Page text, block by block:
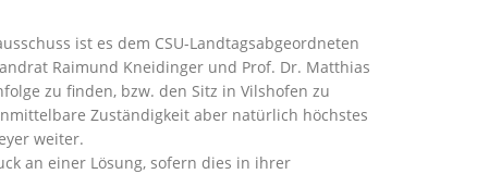
ist es dem CSU-Landtagsabgeordneten
Raimund Kneidinger und Prof. Dr. Matthias
zu finden, bzw. den Sitz in Vilshofen zu
Zuständigkeit aber natürlich höchstes
weiter.
an einer Lösung, sofern dies in ihrer